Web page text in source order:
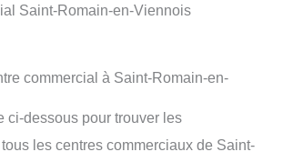
Saint-Romain-en-Viennois
commercial à Saint-Romain-en-
ci-dessous pour trouver les
les centres commerciaux de Saint-